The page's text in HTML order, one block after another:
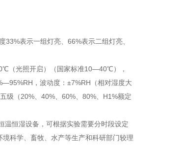
33%表示一组灯亮、 66%表示二组灯亮、
℃ （光照开启）（国家标准10—40℃），
，波动度： ±7%RH （相对湿度大
级（20% 40% 60% 80% H1%额定
温恒湿设备，可根据实验需要分时段设定
科学、畜牧、水产等生产和科研部门较理